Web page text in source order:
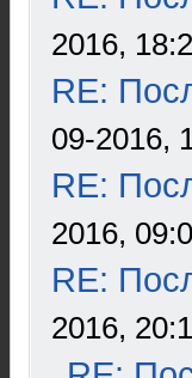
2016,
RE:
09-2016,
RE:
2016,
RE:
2016,